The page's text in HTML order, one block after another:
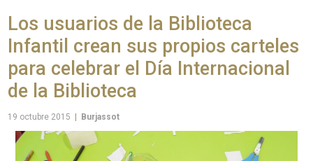
Los usuarios de la Biblioteca
Infantil crean sus propios carteles
para celebrar el Día Internacional
de la Biblioteca
19 octubre 2015 Burjassot